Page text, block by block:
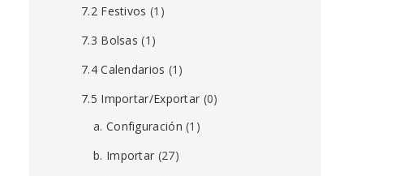
7.2 Festivos (1)
7.3 Bolsas (1)
7.4 Calendarios (1)
7.5 Importar/Exportar (0)
a. Configuración (1)
b. Importar (27)